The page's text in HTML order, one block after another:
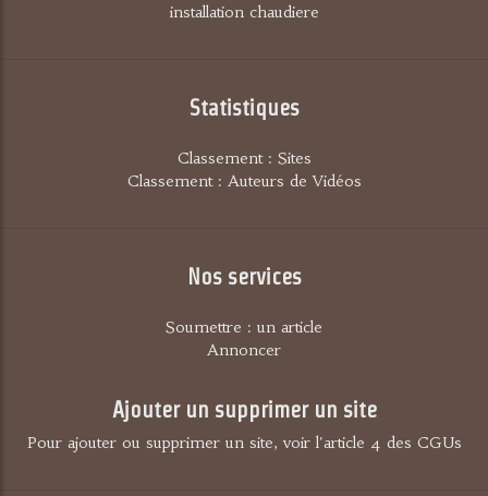
installation chaudiere
Statistiques
Classement : Sites
Classement : Auteurs de Vidéos
Nos services
Soumettre : un article
Annoncer
Ajouter un supprimer un site
Pour ajouter ou supprimer un site, voir l'article 4 des CGUs